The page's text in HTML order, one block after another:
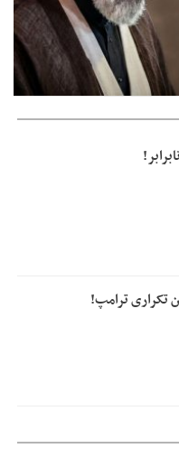
رسمی فاقد سندیت است
تکراری ترامپ!